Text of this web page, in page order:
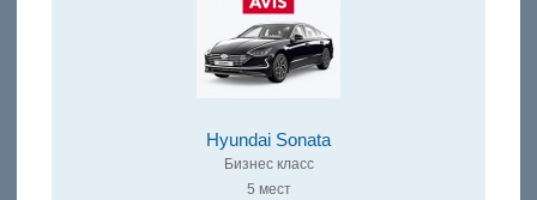
Hyundai Sonata
Бизнес класс
5 мест